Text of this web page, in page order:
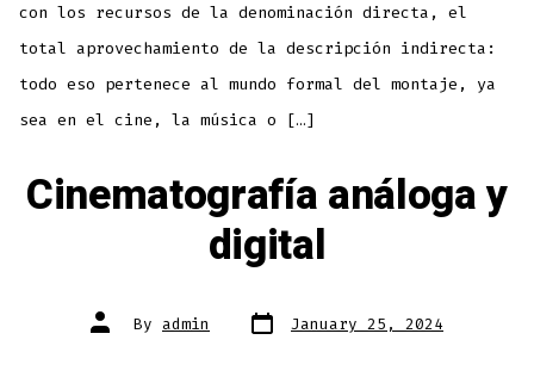
con los recursos de la denominación directa, el
total aprovechamiento de la descripción indirecta:
todo eso pertenece al mundo formal del montaje, ya
sea en el cine, la música o […]
Cinematografía análoga y
digital
Post
author
By admin Post
date January 25, 2024